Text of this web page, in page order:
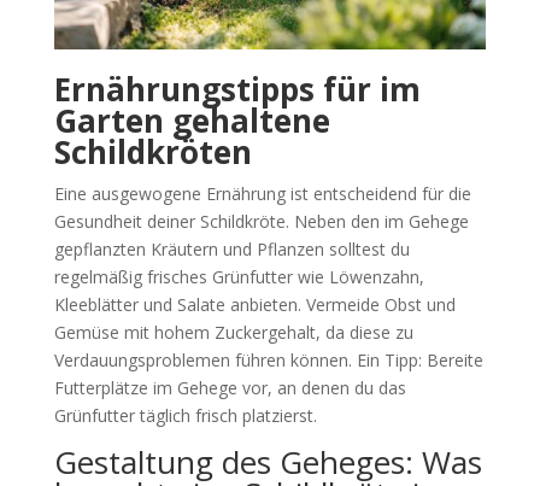
Ernährungstipps für im
Garten gehaltene
Schildkröten
Eine ausgewogene Ernährung ist entscheidend für die
Gesundheit deiner Schildkröte. Neben den im Gehege
gepflanzten Kräutern und Pflanzen solltest du
regelmäßig frisches Grünfutter wie Löwenzahn,
Kleeblätter und Salate anbieten. Vermeide Obst und
Gemüse mit hohem Zuckergehalt, da diese zu
Verdauungsproblemen führen können. Ein Tipp: Bereite
Futterplätze im Gehege vor, an denen du das
Grünfutter täglich frisch platzierst.
Gestaltung des Geheges: Was